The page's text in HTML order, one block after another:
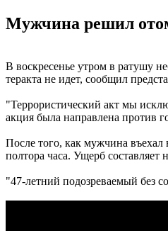
Мужчина решил
В воскресенье утром в ратушу
теракта не идет, сообщил
"Террористический акт мы
акция была направлена против
После того, как мужчина
полтора часа. Ущерб составляет
"47-летний подозреваемый без